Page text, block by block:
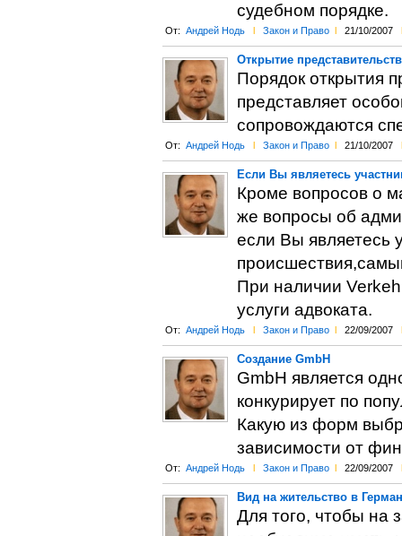
судебном порядке.
От: Андрей Нодь l Закон и Право l 21/10/2007 l
Открытие
Порядок открытия
представляет
сопровождаются
От: Андрей Нодь l Закон и Право l 21/10/2007 l
Если Вы являетесь
Кроме вопросов о
же вопросы об
если Вы являетесь
При наличии
услуги адвоката.
От: Андрей Нодь l Закон и Право l 22/09/2007 l
Создание GmbH
GmbH является
конкурирует по
Какую из форм
зависимости от
От: Андрей Нодь l Закон и Право l 22/09/2007 l
Вид на жительство в
Для того, чтобы на